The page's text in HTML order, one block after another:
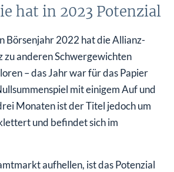
hat in 2023 Potenzial
Börsenjahr 2022 hat die Allianz-
zu anderen Schwergewichten
– das Jahr war für das Papier
mit einigem Auf und
Monaten ist der Titel jedoch um
und befindet sich im
aufhellen, ist das Potenzial